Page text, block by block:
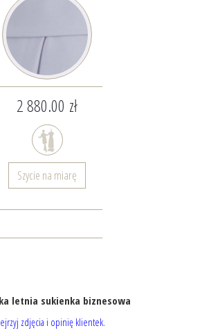
2 880.00 zł
Szycie na miarę
letnia sukienka biznesowa
zdjęcia i opinię klientek.